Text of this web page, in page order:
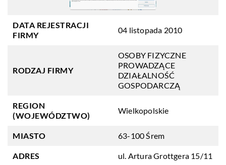
DATA REJESTRACJI
FIRMY
04 listopada 2010
RODZAJ FIRMY
OSOBY FIZYCZNE
PROWADZĄCE
DZIAŁALNOŚĆ
GOSPODARCZĄ
REGION
(WOJEWÓDZTWO)
Wielkopolskie
MIASTO 63-100 Śrem
ADRES ul. Artura Grottgera 15/11